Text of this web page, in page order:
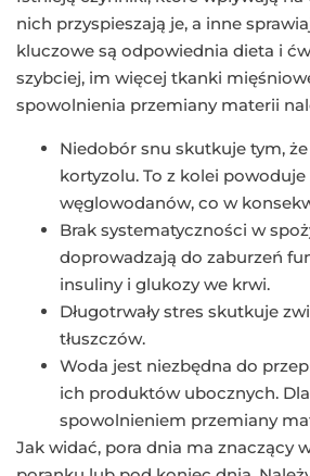
nich przyspieszają je, a inne
kluczowe są odpowiednia dieta i
szybciej, im więcej tkanki
spowolnienia przemiany materii
Niedobór snu skutkuje tym,
kortyzolu. To z kolei
węglowodanów, co w
Brak systematyczności w
doprowadzają do zaburzeń
insuliny i glukozy we krwi.
Długotrwały stres skutkuje
tłuszczów.
Woda jest niezbędna do
ich produktów ubocznych.
spowolnieniem przemiany
Jak widać, pora dnia ma znaczący